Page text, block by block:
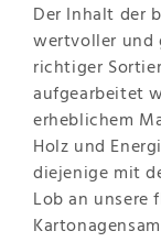
Der Inhalt der
wertvoller und
richtiger
aufgearbeitet
erheblichem
Holz und
diejenige mit
Lob an unsere